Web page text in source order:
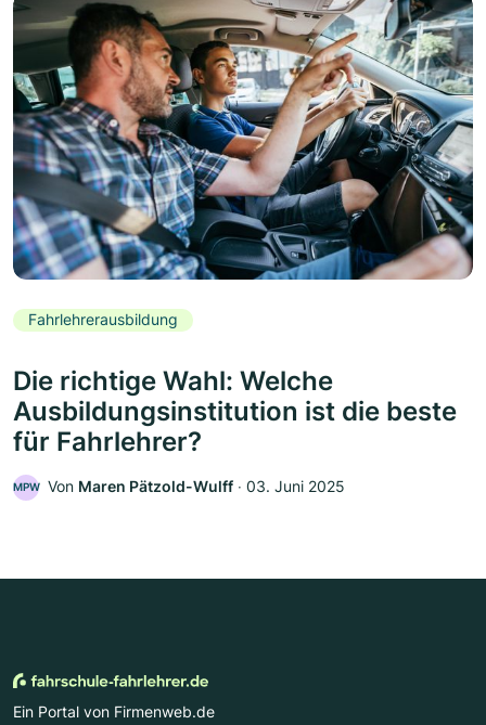
Fahrlehrerausbildung
Die richtige Wahl: Welche
Ausbildungsinstitution ist die beste
für Fahrlehrer?
MPW Von Maren Pätzold-Wulff ‧ 03. Juni 2025
Ein Portal von Firmenweb.de